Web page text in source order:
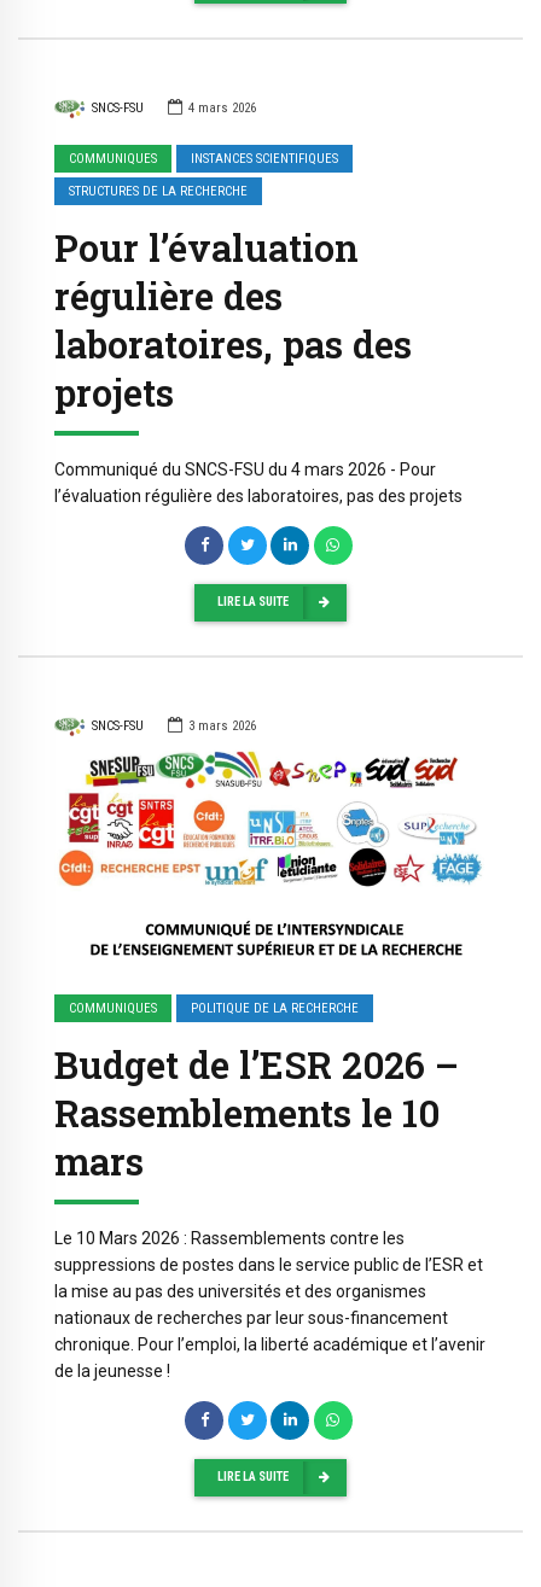
SNCS-FSU 4 mars 2026
COMMUNIQUES INSTANCES SCIENTIFIQUES
STRUCTURES DE LA RECHERCHE
Pour l’évaluation
régulière des
laboratoires, pas des
projets
Communiqué du SNCS-FSU du 4 mars 2026 - Pour
l’évaluation régulière des laboratoires, pas des projets
LIRE LA SUITE
SNCS-FSU 3 mars 2026
COMMUNIQUES POLITIQUE DE LA RECHERCHE
Budget de l’ESR 2026 –
Rassemblements le 10
mars
Le 10 Mars 2026 : Rassemblements contre les
suppressions de postes dans le service public de l’ESR et
la mise au pas des universités et des organismes
nationaux de recherches par leur sous-financement
chronique. Pour l’emploi, la liberté académique et l’avenir
de la jeunesse !
LIRE LA SUITE